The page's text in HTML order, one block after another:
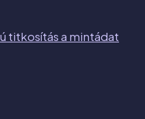
titkosítás a mintádat